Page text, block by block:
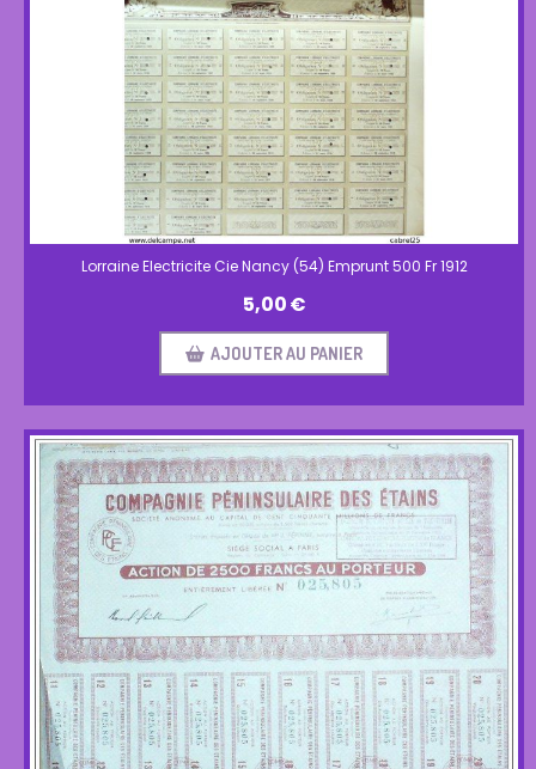
Lorraine Electricite Cie Nancy (54) Emprunt 500 Fr 1912
5,00€
AJOUTER AU PANIER